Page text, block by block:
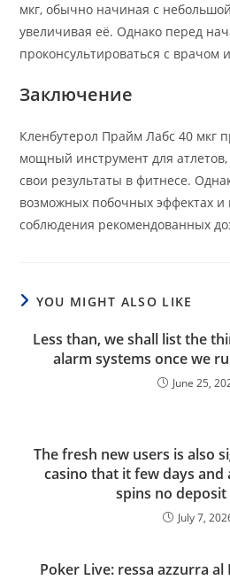
мкг, обычно начиная с
увеличивая её. Однако перед
проконсультироваться с врачом
Заключение
Кленбутерол Прайм Лабс 40 мкг
мощный инструмент для
свои результаты в фитнесе.
возможных побочных эффектах и
соблюдения рекомендованных
YOU MIGHT ALSO LIKE
Less than, we shall list the
alarm systems once we
June 25,
The fresh new users is also
casino that it few days and
spins no deposit
July 7,
Poker Live: ressa azzurra